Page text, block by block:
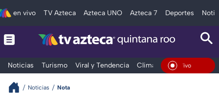
en vivo TV Azteca Azteca UNO Azteca 7 Deportes
Noticias Turismo Viral y Tendencia Clima Tráfico
En Vivo
Noticias Nota